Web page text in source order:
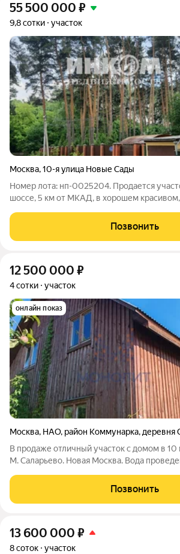
55 500 000 ₽
9,8 сотки участок
Москва,10-я улица Новые Сады
Номер лота: нп-0025204. Продается
шоссе, 5 км от МКАД, в хорошем
Переделкино (Д4), и станции метро
Чобoтовскoго лесного
Позвонить
12 500 000 ₽
4 сотки участок
онлайн показ
Москва, НАО, район Коммунарка, деревня
В продаже отличный участок с домом в
М. Саларьево. Новая Москва. Вода
мощностью 45 кВт. Газ: по границе
участок зарегистрированы в
Позвонить
13 600 000 ₽
8 соток участок